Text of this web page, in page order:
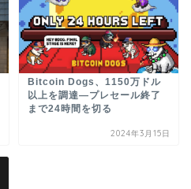
Bitcoin Dogs、1150万ドル
以上を調達―プレセール終了
まで24時間を切る
2024年3月15日